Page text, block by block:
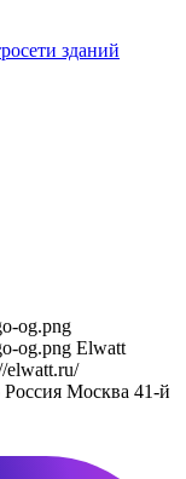
зданий
og.png
og.png Elwatt
elwatt.ru/
Россия Москва 41-й